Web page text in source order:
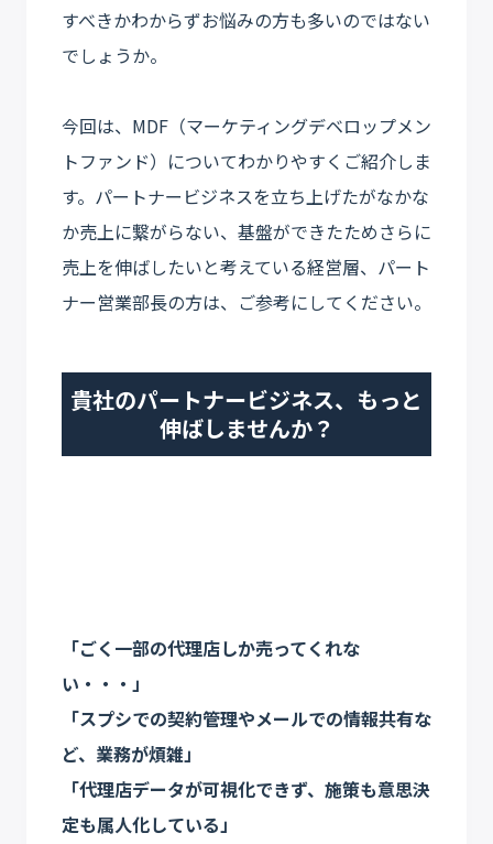
すべきかわからずお悩みの方も多いのではない
でしょうか。
今回は、MDF（マーケティングデベロップメン
トファンド）についてわかりやすくご紹介しま
す。パートナービジネスを立ち上げたがなかな
か売上に繋がらない、基盤ができたためさらに
売上を伸ばしたいと考えている経営層、パート
ナー営業部長の方は、ご参考にしてください。
貴社のパートナービジネス、もっと
伸ばしませんか？
「ごく一部の代理店しか売ってくれな
い・・・」
「スプシでの契約管理やメールでの情報共有な
ど、業務が煩雑」
「代理店データが可視化できず、施策も意思決
定も属人化している」